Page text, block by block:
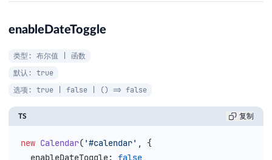
enableDateToggle
类型: 布尔值 | 函数
默认: true
选项: true | false | () => false
TS 复制
new Calendar( '#calendar' , {
  enableDateToggle
: false,